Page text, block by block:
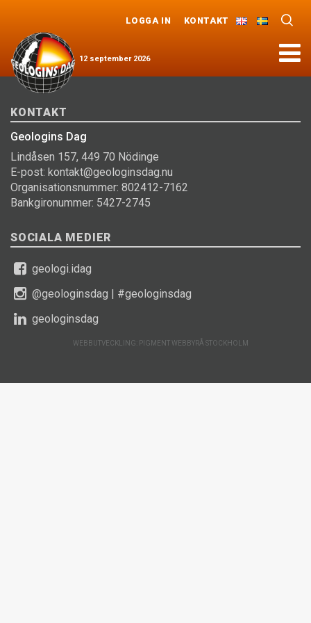
Meny
12 september 2026
LOGGA IN KONTAKT
KONTAKT
Geologins Dag
Lindåsen 157, 449 70 Nödinge
E-post: kontakt@geologinsdag.nu
Organisationsnummer: 802412-7162
Bankgironummer: 5427-2745
SOCIALA MEDIER
geologi.idag
@geologinsdag | #geologinsdag
geologinsdag
WEBBUTVECKLING: PIGMENT WEBBYRÅ STOCKHOLM